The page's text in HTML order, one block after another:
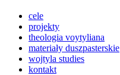
cele
projekty
theologia voytyliana
materiały duszpasterskie
wojtyla studies
kontakt